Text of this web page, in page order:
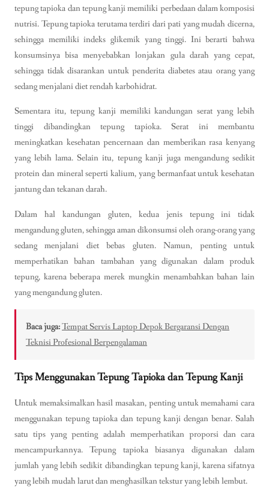
tepung tapioka dan tepung kanji memiliki perbedaan dalam komposisi
nutrisi. Tepung tapioka terutama terdiri dari pati yang mudah dicerna,
sehingga memiliki indeks glikemik yang tinggi. Ini berarti bahwa
konsumsinya bisa menyebabkan lonjakan gula darah yang cepat,
sehingga tidak disarankan untuk penderita diabetes atau orang yang
sedang menjalani diet rendah karbohidrat.
Sementara itu, tepung kanji memiliki kandungan serat yang lebih
tinggi dibandingkan tepung tapioka. Serat ini membantu
meningkatkan kesehatan pencernaan dan memberikan rasa kenyang
yang lebih lama. Selain itu, tepung kanji juga mengandung sedikit
protein dan mineral seperti kalium, yang bermanfaat untuk kesehatan
jantung dan tekanan darah.
Dalam hal kandungan gluten, kedua jenis tepung ini tidak
mengandung gluten, sehingga aman dikonsumsi oleh orang-orang yang
sedang menjalani diet bebas gluten. Namun, penting untuk
memperhatikan bahan tambahan yang digunakan dalam produk
tepung, karena beberapa merek mungkin menambahkan bahan lain
yang mengandung gluten.
Baca juga:Tempat Servis Laptop Depok Bergaransi Dengan
Teknisi Profesional Berpengalaman
Tips Menggunakan Tepung Tapioka dan Tepung Kanji
Untuk memaksimalkan hasil masakan, penting untuk memahami cara
menggunakan tepung tapioka dan tepung kanji dengan benar. Salah
satu tips yang penting adalah memperhatikan proporsi dan cara
mencampurkannya. Tepung tapioka biasanya digunakan dalam
jumlah yang lebih sedikit dibandingkan tepung kanji, karena sifatnya
yang lebih mudah larut dan menghasilkan tekstur yang lebih lembut.